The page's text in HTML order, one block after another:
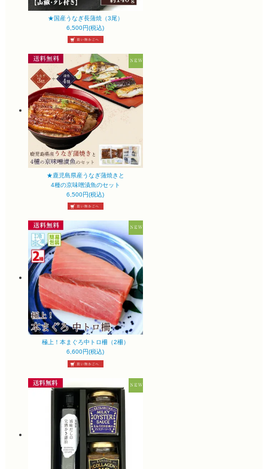
★国産うなぎ長蒲焼（3尾）
6,500円(税込)
★鹿児島県産うなぎ蒲焼きと
4種の京味噌漬魚のセット
6,500円(税込)
極上！本まぐろ中トロ柵（2柵）
6,600円(税込)